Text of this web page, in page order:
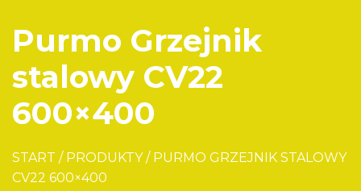
Purmo Grzejnik
stalowy CV22
600×400
START / PRODUKTY / PURMO GRZEJNIK STALOWY
CV22 600×400